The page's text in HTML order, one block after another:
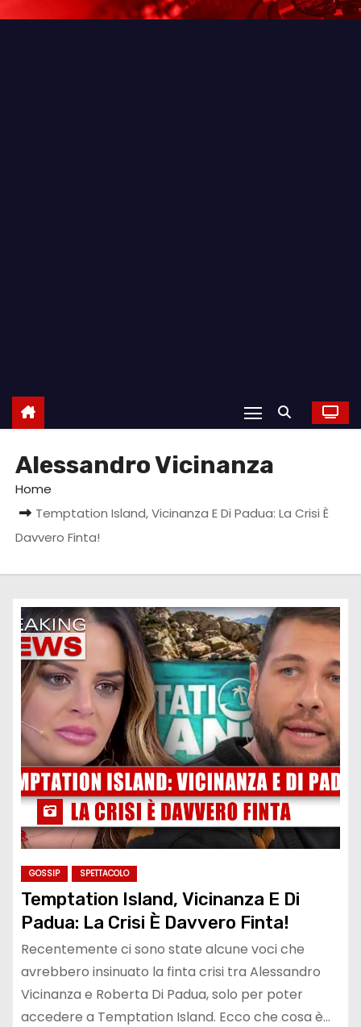
Alessandro Vicinanza
Home
Temptation Island, Vicinanza E Di Padua: La Crisi È
Davvero Finta!
GOSSIP SPETTACOLO
Temptation Island, Vicinanza E Di
Padua: La Crisi È Davvero Finta!
Recentemente ci sono state alcune voci che
avrebbero insinuato la finta crisi tra Alessandro
Vicinanza e Roberta Di Padua, solo per poter
accedere a Temptation Island. Ecco che cosa è…